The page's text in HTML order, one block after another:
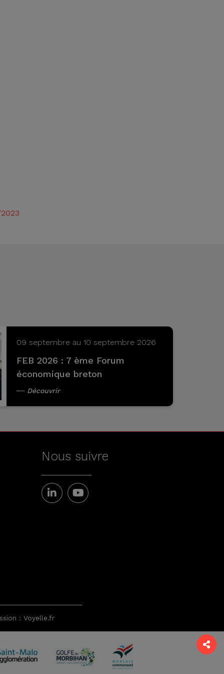
09 septembre au 10 septembre 2026
FEB 2026 : 7 ème Forum
économique breton
Découvrir
Nous suivre
: Voyelle.fr